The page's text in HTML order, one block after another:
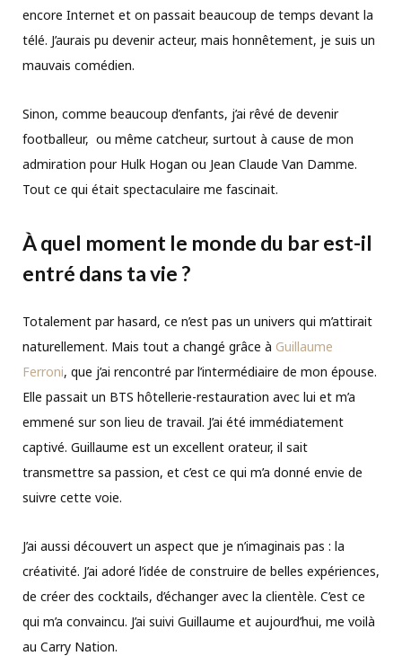
encore Internet et on passait beaucoup de temps devant la
télé. J’aurais pu devenir acteur, mais honnêtement, je suis un
mauvais comédien.
Sinon, comme beaucoup d’enfants, j’ai rêvé de devenir
footballeur, ou même catcheur, surtout à cause de mon
admiration pour Hulk Hogan ou Jean Claude Van Damme.
Tout ce qui était spectaculaire me fascinait.
À quel moment le monde du bar est-il
entré dans ta vie ?
Totalement par hasard, ce n’est pas un univers qui m’attirait
naturellement. Mais tout a changé grâce à Guillaume
Ferroni, que j’ai rencontré par l’intermédiaire de mon épouse.
Elle passait un BTS hôtellerie-restauration avec lui et m’a
emmené sur son lieu de travail. J’ai été immédiatement
captivé. Guillaume est un excellent orateur, il sait
transmettre sa passion, et c’est ce qui m’a donné envie de
suivre cette voie.
J’ai aussi découvert un aspect que je n’imaginais pas : la
créativité. J’ai adoré l’idée de construire de belles expériences,
de créer des cocktails, d’échanger avec la clientèle. C’est ce
qui m’a convaincu. J’ai suivi Guillaume et aujourd’hui, me voilà
au Carry Nation.